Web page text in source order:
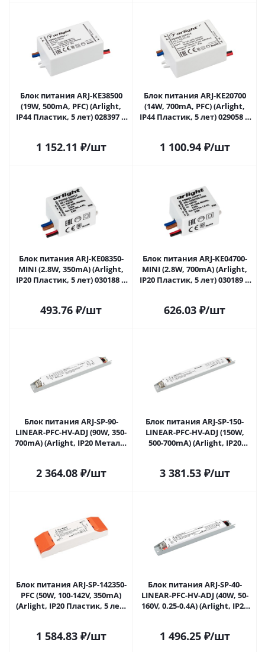
Блок питания ARJ-KE38500
(19W, 500mA, PFC) (Arlight,
IP44 Пластик, 5 лет) 028397 в
1 152.11 ₽/шт
Блок питания ARJ-KE20700
(14W, 700mA, PFC) (Arlight,
IP44 Пластик, 5 лет) 029058 в
1 100.94₽/шт
Блок питания ARJ-KE08350-
MINI (2.8W, 350mA) (Arlight,
IP20 Пластик, 5 лет) 030188 в
493.76 ₽/шт
Блок питания ARJ-KE04700-
MINI (2.8W, 700mA) (Arlight,
IP20 Пластик, 5 лет) 030189 в
626.03 ₽/шт
Блок питания ARJ-SP-90-
LINEAR-PFC-HV-ADJ (90W, 350-
700mA) (Arlight, IP20 Металл,
2 364.08₽/шт
Блок питания ARJ-SP-150-
LINEAR-PFC-HV-ADJ (150W,
500-700mA) (Arlight, IP20
3 381.53₽/шт
Блок питания ARJ-SP-142350-
PFC (50W, 100-142V, 350mA)
(Arlight, IP20 Пластик, 5 лет)
1 584.83₽/шт
Блок питания ARJ-SP-40-
LINEAR-PFC-HV-ADJ (40W, 50-
160V, 0.25-0.4A) (Arlight, IP20
1 496.25₽/шт